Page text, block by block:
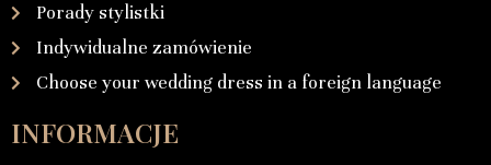
Porady stylistki
Indywidualne zamówienie
Choose your wedding dress in a foreign language
INFORMACJE